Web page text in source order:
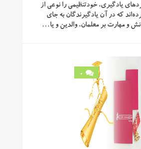
يادگيری، خودتنظيمی را نوعی از
كه در آن يادگيرندگان به جای
و مهارت بر معلمان، والدين و يا…
0